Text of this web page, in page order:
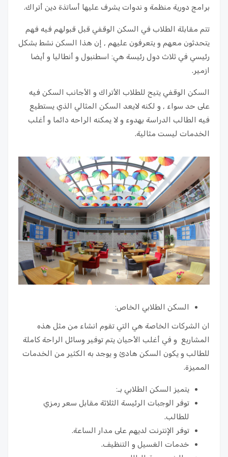
برامج دورية منظمة و ندوات يشرف عليها أساتذة دين أتراك.
تتم مقابلة الطلاب في السكن الوقفي قبل قبولهم فيه فهم
يتحدثون معهم و يتعرفون عليهم , إن هذا السكن نشط بشكل
رئيسي في ثلاث دول رئيسة هي: اسطنبول و أنطاليا و أيضا
ازمير.
السكن الوقفي يتيح للطلاب الأتراك و الأجانب السكن فيه
على حد سواء , و لكنه لايعد السكن المثالي الذي يستطيع
فيه الطالب الدراسة بهدوء و لا يمكنه الراحه دائما و أغلب
الخدمات ليست مثالية.
السكن الطلابي الخاص:
ان الشركات الخاصة هي التي تقوم انشاء من مثل هذه
المشاريع و في أغلب الأحيان يتم توفير وسائل الراحة كاملة
للطالب و يكون السكن هادئ و يوجد به الكثير من الخدمات
المميزة.
يتميز السكن الطلابي بـ:
توفر الوجبات الرئيسة الثلاثة مقابل سعر رمزي
للطالب.
توفر الإنترنت لديهم على مدار الساعة.
خدمات الغسيل و التنظيف.